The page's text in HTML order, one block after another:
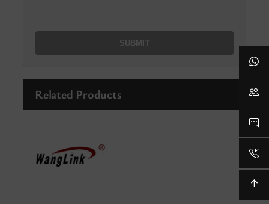
Related Products